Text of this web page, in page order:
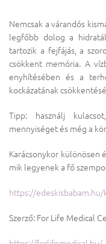
Nemcsak a várandós
legfőbb dolog a
tartozik a fejfájás, a
csökkent memória. A
enyhítésében és a
kockázatának
Tipp: használj
mennyiséget és még a
Karácsonykor különösen
mik legyenek a fő
https://
Szerző: For Life Medical